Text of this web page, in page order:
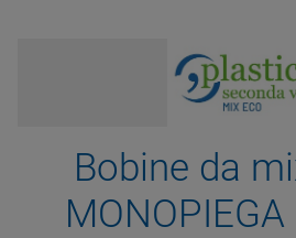
Bobine da